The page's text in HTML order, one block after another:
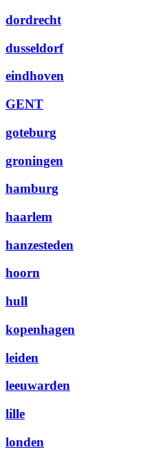
dordrecht
dusseldorf
eindhoven
GENT
goteburg
groningen
hamburg
haarlem
hanzesteden
hoorn
hull
kopenhagen
leiden
leeuwarden
lille
londen